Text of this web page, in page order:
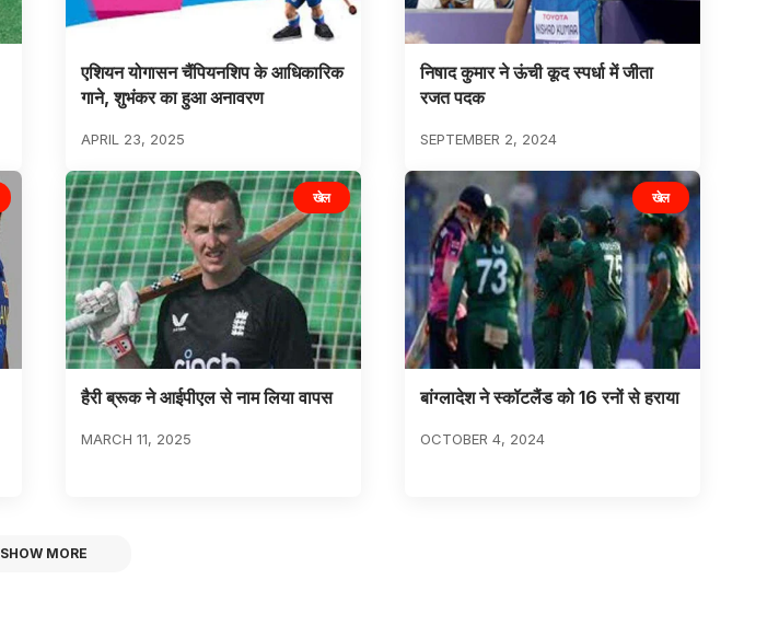
एशियन योगासन चैंपियनशिप के आधिकारिक
गाने, शुभंकर का हुआ अनावरण
APRIL 23, 2025
निषाद कुमार ने ऊंची कूद स्पर्धा में जीता
रजत पदक
SEPTEMBER 2, 2024
खेल
हैरी ब्रूक ने आईपीएल से नाम लिया वापस
MARCH 11, 2025
खेल
बांग्लादेश ने स्कॉटलैंड को 16 रनों से हराया
OCTOBER 4, 2024
SHOW MORE